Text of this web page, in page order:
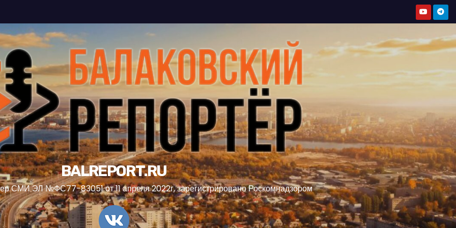
BALREPORT.RU
СМИ ЭЛ №ФС77-83051 от 11 апреля 2022г, зарегистрировано Роскомнадзором